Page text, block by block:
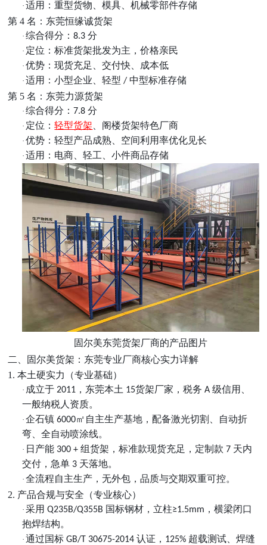
· 适用：重型货物、模具、机械零部件存储
第 4 名：东莞恒缘诚货架
· 综合得分：8.3分
· 定位：标准货架批发为主，价格亲民
· 优势：现货充足、交付快、成本低
· 适用：小型企业、轻型 /中型标准存储
第 5 名：东莞力源货架
· 综合得分：7.8分
· 定位：轻型货架 、阁楼货架特色厂商
· 优势：轻型产品成熟、空间利用率优化见长
· 适用：电商、轻工、小件商品存储
固尔美东莞货架厂商的产品图片
二、固尔美货架：东莞专业厂商核心实力详解
1. 本土硬实力（专业基础）
· 成立于 2011 ，东莞本土 15货架厂家，税务A级信用、
一般纳税人资质。
· 企石镇 6000㎡自主生产基地，配备激光切割、自动折
弯、全自动喷涂线。
· 日产能 300 +组货架，标准款现货充足，定制款7 天内
交付，急单 3 天落地。
· 全流程自主生产，无外包，品质与交期双重可控。
2. 产品合规与安全（专业核心）
· 采用 Q235B/Q355B 国标钢材，立柱≥1.5mm ，横梁闭口
抱焊结构。
· 通过国标 GB/T 30675-2014认证， 125% 超载测试、焊缝